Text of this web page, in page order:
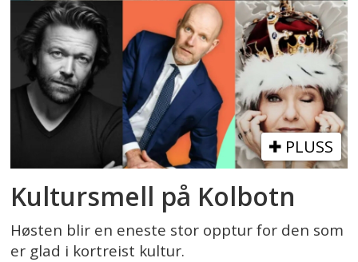
PLUSS
Kultursmell på Kolbotn
Høsten blir en eneste stor opptur for den som
er glad i kortreist kultur.